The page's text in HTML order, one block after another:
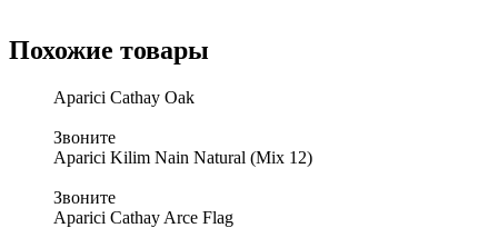
Похожие товары
Aparici Cathay Oak
Звоните
Aparici Kilim Nain Natural (Mix 12)
Звоните
Aparici Cathay Arce Flag